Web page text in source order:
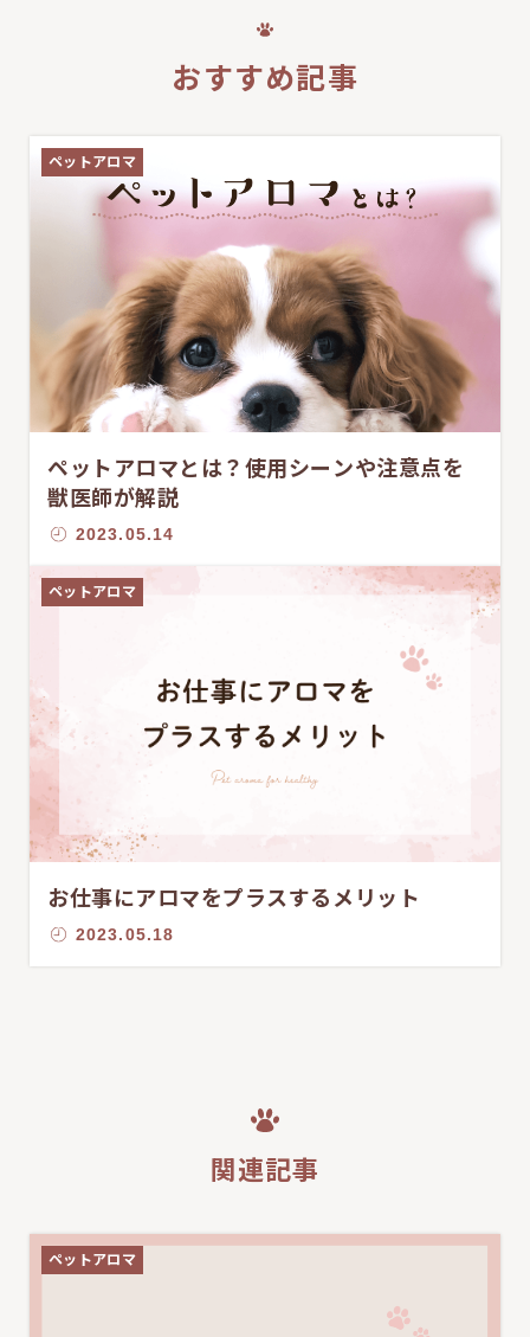
おすすめ記事
ペットアロマ
ペットアロマとは？使用シーンや注意点を
獣医師が解説
2023.05.14
ペットアロマ
お仕事にアロマをプラスするメリット
2023.05.18
関連記事
ペットアロマ